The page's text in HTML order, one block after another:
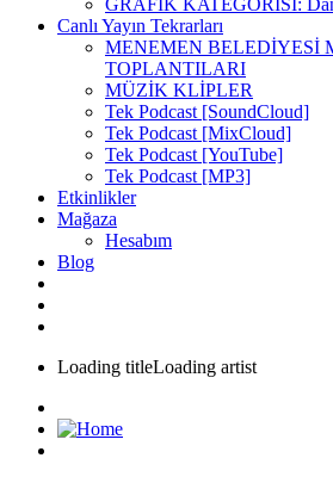
GRAFİK KATEGORİSİ:
Canlı Yayın Tekrarları
MENEMEN BELEDİYESİ
TOPLANTILARI
MÜZİK KLİPLER
Tek Podcast [SoundCloud]
Tek Podcast [MixCloud]
Tek Podcast [YouTube]
Tek Podcast [MP3]
Etkinlikler
Mağaza
Hesabım
Blog
Loading titleLoading artist